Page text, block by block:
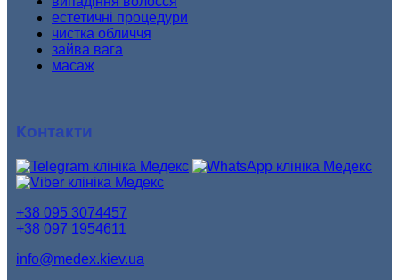
естетичні процедури
чистка обличчя
зайва вага
масаж
Контакти
+38 095 3074457
+38 097 1954611
info@medex.kiev.ua